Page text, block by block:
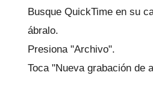
Busque QuickTime en su
ábralo.
Presiona "Archivo".
Toca "Nueva grabación de